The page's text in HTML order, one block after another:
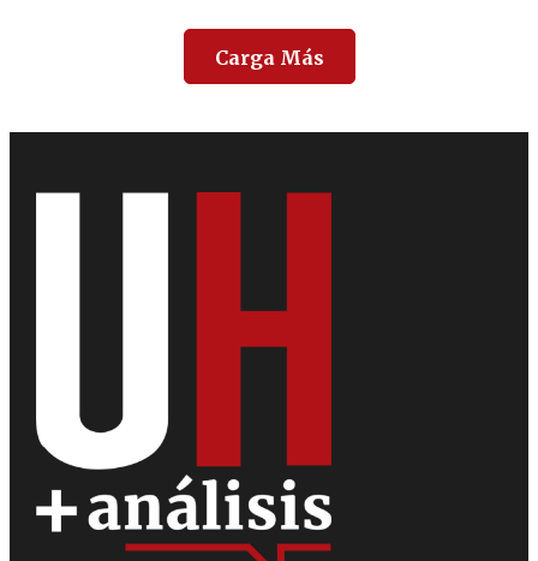
Carga Más